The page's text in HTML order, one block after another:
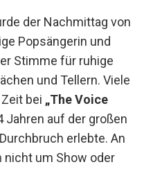
der Nachmittag von
Popsängerin und
Stimme für ruhige
und Tellern. Viele
bei „The Voice
Jahren auf der großen
erlebte. An
nicht um Show oder